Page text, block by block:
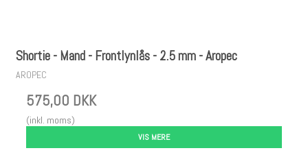
Shortie - Mand - Frontlynlås - 2.5 mm - Aropec
AROPEC
575,00 DKK
(inkl. moms)
VIS MERE